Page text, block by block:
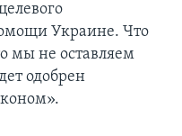
Украине. Что
мы не оставляем
одобрен